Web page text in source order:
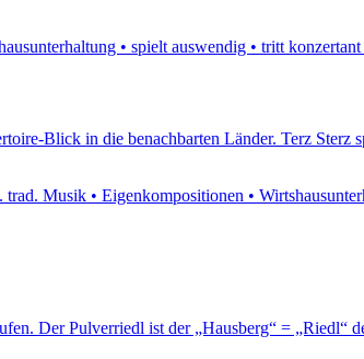
• spielt auswendig • tritt
Blick in die benachbarten Länder. Terz Sterz
Musik • Eigenkompositionen •
Der Pulverriedl ist der „Hausberg“ = „Riedl“